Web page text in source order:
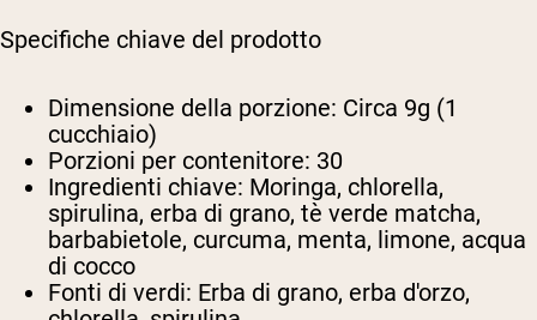
Specifiche chiave del prodotto
Dimensione della porzione: Circa 9g (1
cucchiaio)
Porzioni per contenitore: 30
Ingredienti chiave: Moringa, chlorella,
spirulina, erba di grano, tè verde matcha,
barbabietole, curcuma, menta, limone, acqua
di cocco
Fonti di verdi: Erba di grano, erba d'orzo,